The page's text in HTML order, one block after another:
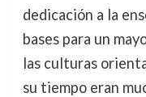
dedicación a la
bases para un
las culturas
su tiempo eran